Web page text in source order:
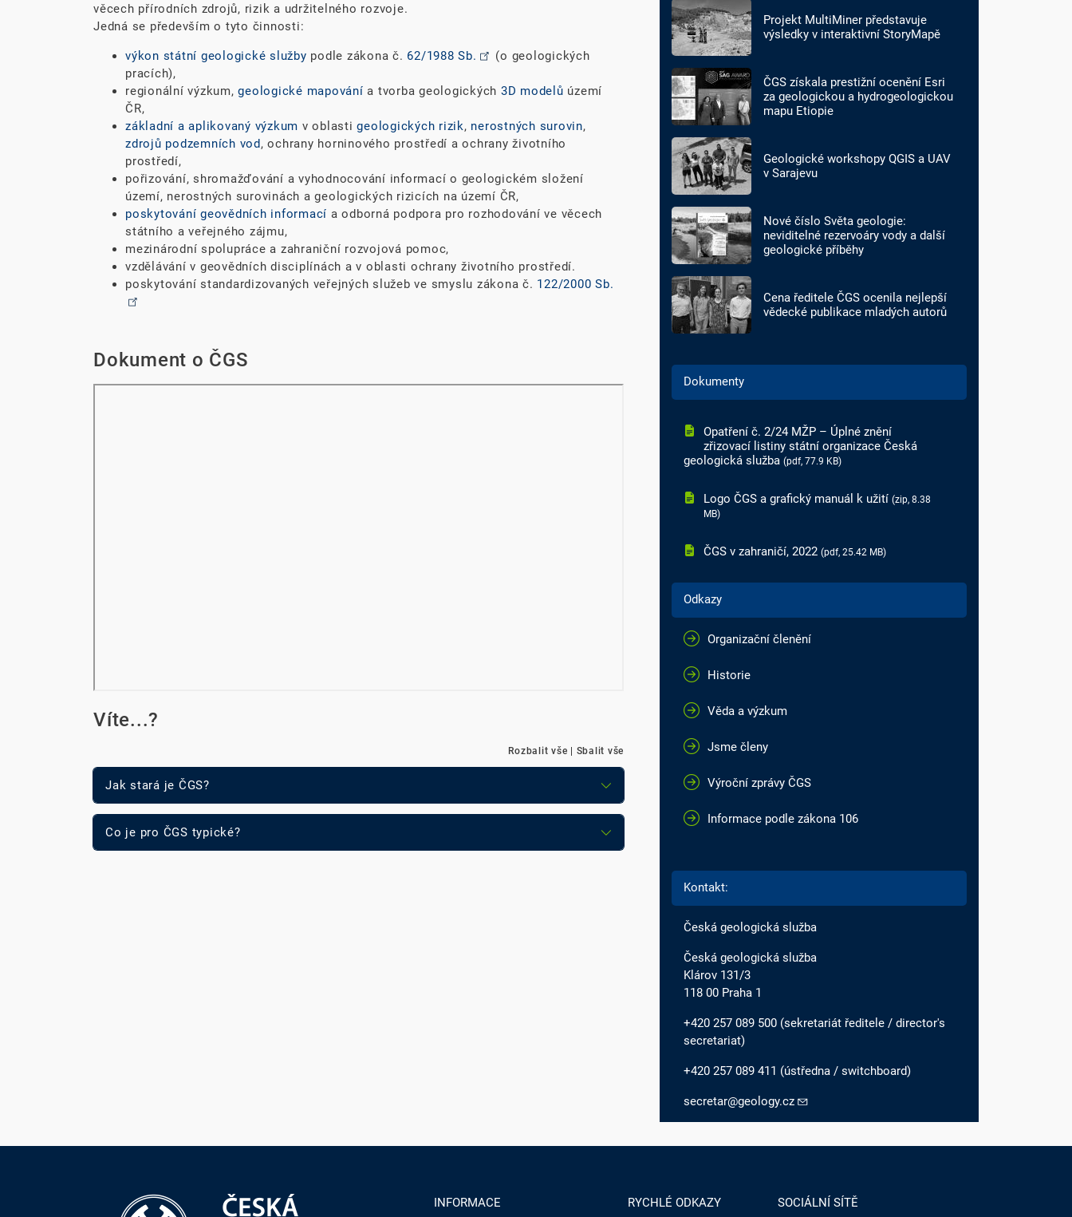
věcech přírodních zdrojů, rizik a udržitelného rozvoje.
Jedná se především o tyto činnosti:
výkon státní geologické služby podle zákona č. 62/1988 Sb.
(o geologických
pracích),
regionální výzkum,geologické mapování a tvorba geologických 3D modelů území
ČR,
základní a aplikovaný výzkum v oblastigeologických rizik, nerostných surovin,
zdrojů podzemních vod, ochrany horninového prostředí a ochrany životního
prostředí,
pořizování, shromažďování a vyhodnocování informací o geologickém složení
území, nerostných surovinách a geologických rizicích na území ČR,
poskytování geovědních informací a odborná podpora pro rozhodování ve věcech
státního a veřejného zájmu,
mezinárodní spolupráce a zahraniční rozvojová pomoc,
vzdělávání v geovědních disciplínách a v oblasti ochrany životního prostředí.
poskytování standardizovaných veřejných služeb ve smyslu zákona č. 122/2000 Sb.
Dokument o ČGS
Víte...?
Rozbalit vše | Sbalit vše
Jak stará je ČGS?
Co je pro ČGS typické?
Projekt MultiMiner představuje
výsledky v interaktivní StoryMapě
ČGS získala prestižní ocenění Esri
za geologickou a hydrogeologickou
mapu Etiopie
Geologické workshopy QGIS a UAV
v Sarajevu
Nové číslo Světa geologie:
neviditelné rezervoáry vody a další
geologické příběhy
Cena ředitele ČGS ocenila nejlepší
vědecké publikace mladých autorů
Dokumenty
Opatření č. 2/24 MŽP – Úplné znění
zřizovací listiny státní organizace Česká
geologická služba (pdf, 77.9 KB)
Logo ČGS a grafický manuál k užití (zip, 8.38
MB)
ČGS v zahraničí, 2022 (pdf, 25.42 MB)
Odkazy
Organizační členění
Historie
Věda a výzkum
Jsme členy
Výroční zprávy ČGS
Informace podle zákona 106
Kontakt:
Česká geologická služba
Česká geologická služba
Klárov 131/3
118 00 Praha 1
+420 257 089 500 (sekretariát ředitele / director's
secretariat)
+420 257 089 411 (ústředna / switchboard)
secretar@geology.cz
INFORMACE RYCHLÉ ODKAZY SOCIÁLNÍ SÍTĚ